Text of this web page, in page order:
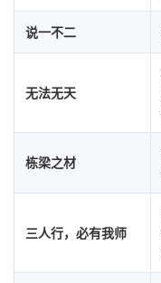
说一不二
无法无天
栋梁之材
三人行，必有我师